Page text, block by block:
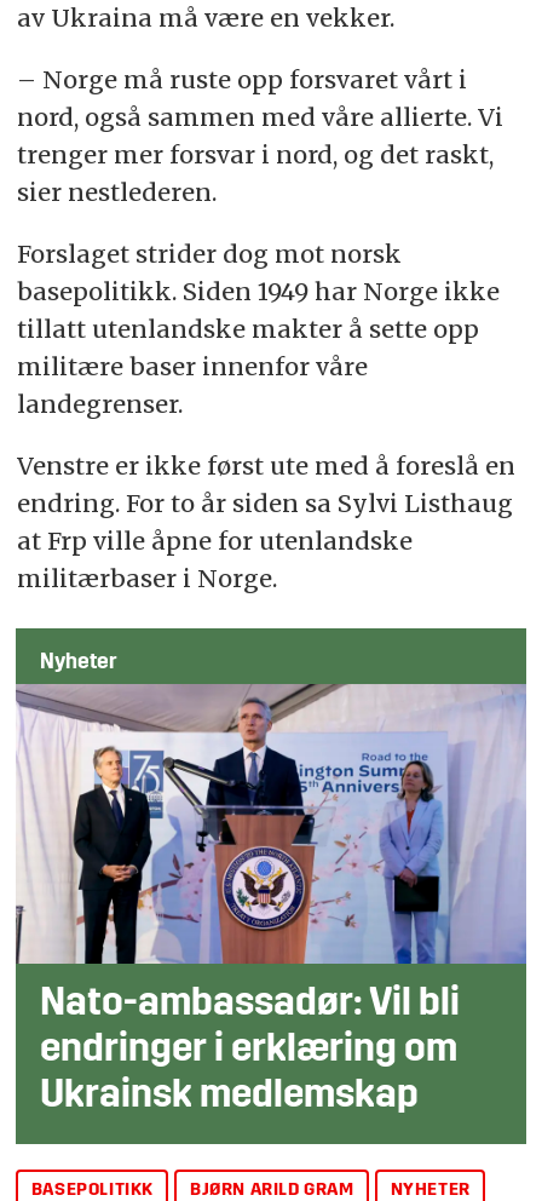
av Ukraina må være en vekker.
– Norge må ruste opp forsvaret vårt i
nord, også sammen med våre allierte. Vi
trenger mer forsvar i nord, og det raskt,
sier nestlederen.
Forslaget strider dog mot norsk
basepolitikk. Siden 1949 har Norge ikke
tillatt utenlandske makter å sette opp
militære baser innenfor våre
landegrenser.
Venstre er ikke først ute med å foreslå en
endring. For to år siden sa Sylvi Listhaug
at Frp ville åpne for utenlandske
militærbaser i Norge.
Nyheter
Nato-ambassadør: Vil bli
endringer i erklæring om
Ukrainsk medlemskap
BASEPOLITIKK BJØRN ARILD GRAM NYHETER